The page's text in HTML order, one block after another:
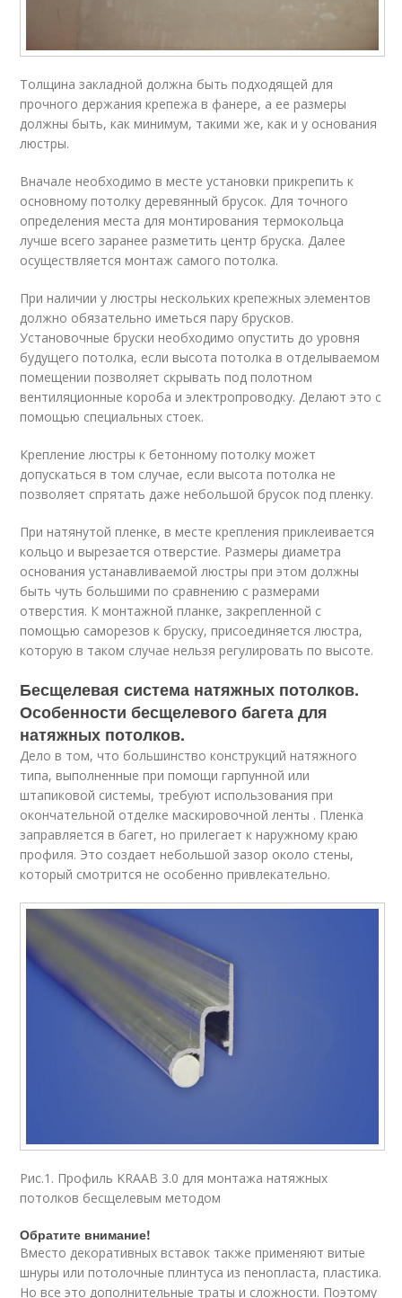
Толщина закладной должна быть подходящей для
прочного держания крепежа в фанере, а ее размеры
должны быть, как минимум, такими же, как и у основания
люстры.
Вначале необходимо в месте установки прикрепить к
основному потолку деревянный брусок. Для точного
определения места для монтирования термокольца
лучше всего заранее разметить центр бруска. Далее
осуществляется монтаж самого потолка.
При наличии у люстры нескольких крепежных элементов
должно обязательно иметься пару брусков.
Установочные бруски необходимо опустить до уровня
будущего потолка, если высота потолка в отделываемом
помещении позволяет скрывать под полотном
вентиляционные короба и электропроводку. Делают это с
помощью специальных стоек.
Крепление люстры к бетонному потолку может
допускаться в том случае, если высота потолка не
позволяет спрятать даже небольшой брусок под пленку.
При натянутой пленке, в месте крепления приклеивается
кольцо и вырезается отверстие. Размеры диаметра
основания устанавливаемой люстры при этом должны
быть чуть большими по сравнению с размерами
отверстия. К монтажной планке, закрепленной с
помощью саморезов к бруску, присоединяется люстра,
которую в таком случае нельзя регулировать по высоте.
Бесщелевая система натяжных потолков.
Особенности бесщелевого багета для
натяжных потолков.
Дело в том, что большинство конструкций натяжного
типа, выполненные при помощи гарпунной или
штапиковой системы, требуют использования при
окончательной отделке маскировочной ленты . Пленка
заправляется в багет, но прилегает к наружному краю
профиля. Это создает небольшой зазор около стены,
который смотрится не особенно привлекательно.
Рис.1. Профиль KRAAB 3.0 для монтажа натяжных
потолков бесщелевым методом
Обратите внимание!
Вместо декоративных вставок также применяют витые
шнуры или потолочные плинтуса из пенопласта, пластика.
Но все это дополнительные траты и сложности. Поэтому